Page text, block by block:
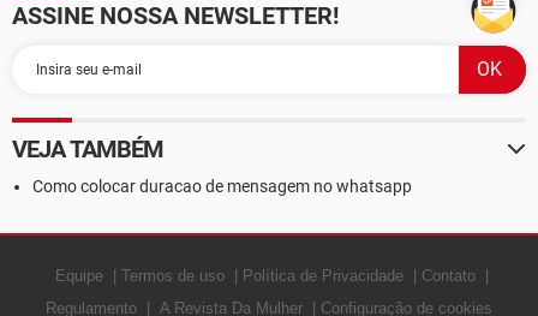
ASSINE NOSSA NEWSLETTER!
VEJA TAMBÉM
Como colocar duracao de mensagem no whatsapp
Equipe Termos de uso Política de Privacidade
Contato
Regulamento
A Revista Da Mulher Configuração de cookies